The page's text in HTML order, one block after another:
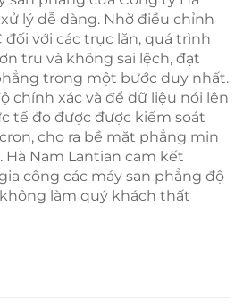
lý dễ dàng. Nhờ điều chỉnh
đối với các trục lăn, quá trình
tru và không sai lệch, đạt
trong một bước duy nhất.
chính xác và để dữ liệu nói lên
tế đo được được kiểm soát
cho ra bề mặt phẳng mịn
Nam Lantian cam kết
công các máy san phẳng độ
làm quý khách thất